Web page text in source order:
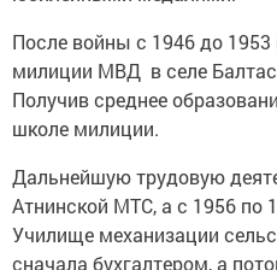
После войны с 1946 до 1953
милиции МВД в селе
Получив среднее
школе милиции.
Дальнейшую трудовую
Атнинской МТС, а с 1956 по
Училище механизации
сначала бухгалтером, а